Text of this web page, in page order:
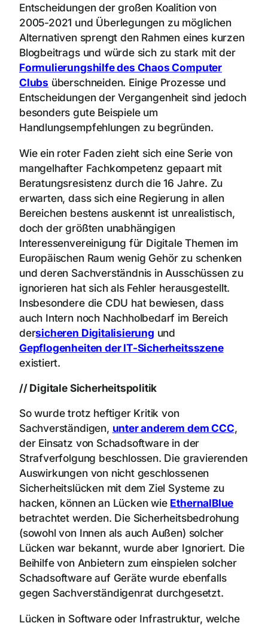
Entscheidungen der großen Koalition von
2005-2021 und Überlegungen zu möglichen
Alternativen sprengt den Rahmen eines kurzen
Blogbeitrags und würde sich zu stark mit der
Formulierungshilfe des Chaos Computer
Clubs überschneiden. Einige Prozesse und
Entscheidungen der Vergangenheit sind jedoch
besonders gute Beispiele um
Handlungsempfehlungen zu begründen.
Wie ein roter Faden zieht sich eine Serie von
mangelhafter Fachkompetenz gepaart mit
Beratungsresistenz durch die 16 Jahre. Zu
erwarten, dass sich eine Regierung in allen
Bereichen bestens auskennt ist unrealistisch,
doch der größten unabhängigen
Interessenvereinigung für Digitale Themen im
Europäischen Raum wenig Gehör zu schenken
und deren Sachverständnis in Ausschüssen zu
ignorieren hat sich als Fehler herausgestellt.
Insbesondere die CDU hat bewiesen, dass
auch Intern noch Nachholbedarf im Bereich
dersicheren Digitalisierung und
Gepflogenheiten der IT-Sicherheitsszene
existiert.
// Digitale Sicherheitspolitik
So wurde trotz heftiger Kritik von
Sachverständigen, unter anderem dem CCC,
der Einsatz von Schadsoftware in der
Strafverfolgung beschlossen. Die gravierenden
Auswirkungen von nicht geschlossenen
Sicherheitslücken mit dem Ziel Systeme zu
hacken, können an Lücken wie EthernalBlue
betrachtet werden. Die Sicherheitsbedrohung
(sowohl von Innen als auch Außen) solcher
Lücken war bekannt, wurde aber Ignoriert. Die
Beihilfe von Anbietern zum einspielen solcher
Schadsoftware auf Geräte wurde ebenfalls
gegen Sachverständigenrat durchgesetzt.
Lücken in Software oder Infrastruktur, welche